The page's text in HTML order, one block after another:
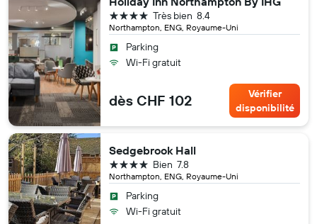
Northampton, ENG, Royaume-Uni
8.4
Très bien
4 étoiles
Parking
Wi-Fi gratuit
dès CHF 102
Vérifier
disponibilité
Sedgebrook Hall
Northampton, ENG, Royaume-Uni
7.8
Bien
4 étoiles
Parking
Wi-Fi gratuit